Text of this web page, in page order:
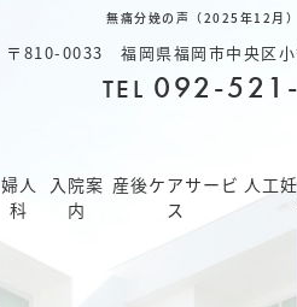
無痛分娩の声（2025年12月
〒810-0033 福岡県福岡市中央区
TEL 092-
婦人
科
入院案
内
産後ケアサービ
ス
人工